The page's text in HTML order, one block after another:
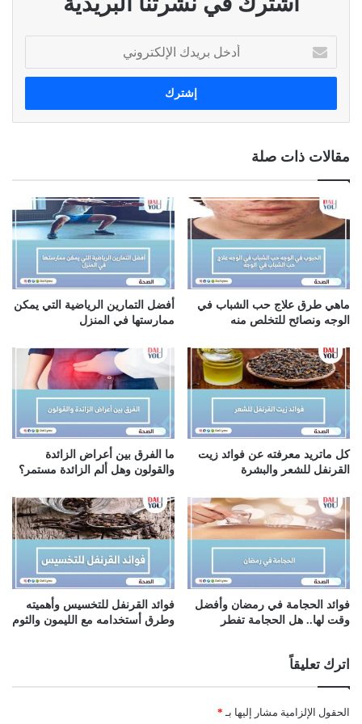
خ
ب
د
ك
ا
ل
إ
ت
و
ي
مقالات ذات صلة
ماهي طرق علاج حب الشباب في
الوجه ونصائح للتخلص منه
أفضل التمارين الرياضية التي يمكن
ممارستها في المنزل
كل ماتريد معرفته عن فوائد زيت
القرنفل للشعر والبشرة
ما الفرق بين أعراض الزائدة
والقولون وهل ألم الزائدة مستمر؟
فوائد الحجامة في رمضان وأفضل
وقت لها.. هل الحجامة تفطر
فوائد القرنفل للتخسيس وأهميته
وطرق أستخدامه مع الليمون والثوم
اترك تعليقاً
الحقول الإلزامية مشار إليها بـ *